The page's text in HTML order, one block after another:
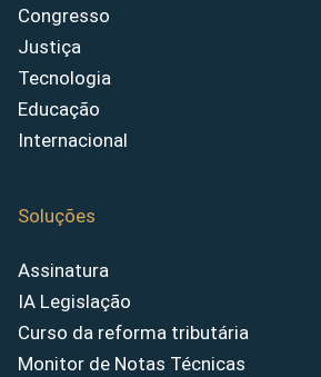
Congresso
Justiça
Tecnologia
Educação
Internacional
Soluções
Assinatura
IA Legislação
Curso da reforma tributária
Monitor de Notas Técnicas